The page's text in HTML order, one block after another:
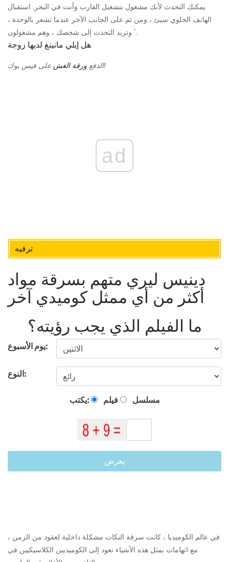
يمكنك التحدث لأنك مشغول بتشغيل القارب وأنت في البحر. استقبال
الهاتف الخلوي سيئ ، ومن ثم على الجانب الآخر عندما تشعر بالوحدة ،
وتريد التحدث إلى شخصك ، وهم مشغولون '.
هل إيلي مانينغ لديها زوجة
الدفع ورقة الغش على فيس بوك!
ad
ترفيه
دينيس ليري متهم بسرقة مواد
أكثر من أي ممثل كوميدي آخر
ما الفيلم الذي يجب رؤيته؟
يوم الأسبوع:
النوع:
يكتب: فيلم مسلسل
يعرض
في عالم الكوميديا ​​، كانت سرقة النكات مشكلة داخلية لعقود من الزمن ،
مع اتهامات بمثل هذه الأشياء تعود إلى الكوميديين الكلاسيكيين في